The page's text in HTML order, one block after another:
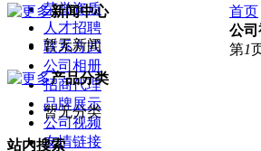
荣誉资质
人才招聘
联系方式
公司相册
招商代理
品牌展示
公司视频
友情链接
新闻中心
暂无新闻
产品分类
暂无分类
站内搜索
首页
公
第1